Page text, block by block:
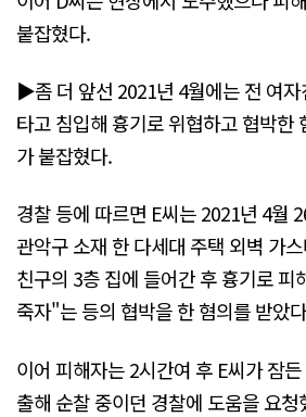
붙잡혔다.
▶좀 더 앞선 2021년 4월에는 전 여
타고 침입해 흉기로 위협하고 협박한
가 붙잡혔다.
경찰 등에 따르면 E씨는 2021년 4월
관악구 소재 한 다세대 주택 외벽 가
친구의 3층 집에 들어간 후 흉기로
죽자"는 등의 협박을 한 혐의를 받았
이어 피해자는 2시간여 후 E씨가 잠
출해 순찰 중이던 경찰에 도움을 요